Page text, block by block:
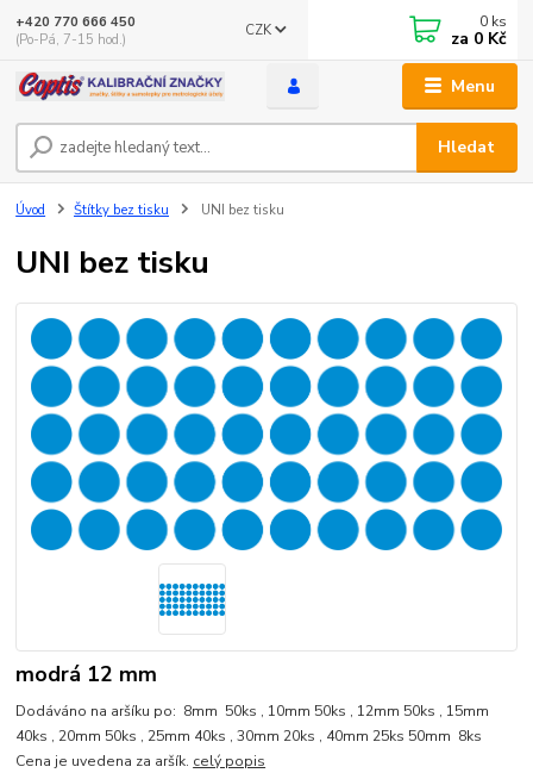
Menu
CZK
Hledat
+420 770 666 450
(Po-Pá, 7-15 hod.)
0 ks
za 0 Kč
Úvod Štítky bez tisku UNI bez tisku
UNI bez tisku
modrá 12 mm
Dodáváno na aršíku po: 8mm 50ks , 10mm 50ks , 12mm 50ks , 15mm
40ks , 20mm 50ks , 25mm 40ks , 30mm 20ks , 40mm 25ks 50mm 8ks
Cena je uvedena za aršík. celý popis